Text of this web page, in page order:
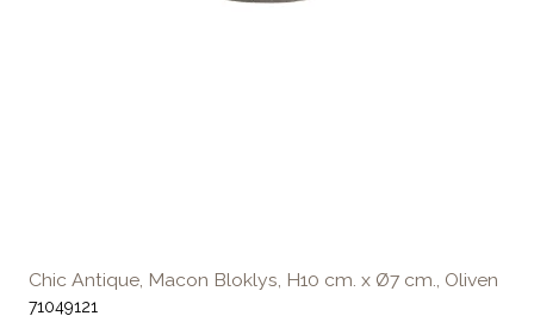
Chic Antique, Macon Bloklys, H10 cm. x Ø7 cm., Oliven
71049121